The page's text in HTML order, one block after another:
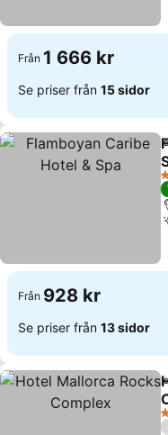
Från 1 666 kr
Se priser från 15 sidor
Från 928 kr
Se priser från 13 sidor